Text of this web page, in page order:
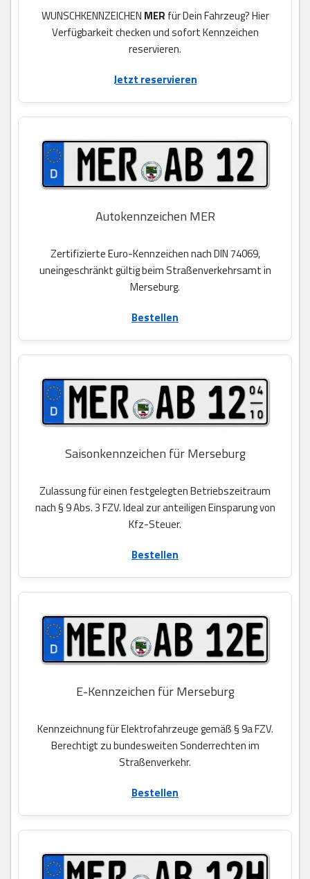
WUNSCHKENNZEICHEN MER für Dein Fahrzeug? Hier
Verfügbarkeit checken und sofort Kennzeichen
reservieren.
Jetzt reservieren
Autokennzeichen MER
Zertifizierte Euro-Kennzeichen nach DIN 74069,
uneingeschränkt gültig beim Straßenverkehrsamt in
Merseburg.
Bestellen
Saisonkennzeichen für Merseburg
Zulassung für einen festgelegten Betriebszeitraum
nach § 9 Abs. 3 FZV. Ideal zur anteiligen Einsparung von
Kfz-Steuer.
Bestellen
E-Kennzeichen für Merseburg
Kennzeichnung für Elektrofahrzeuge gemäß § 9a FZV.
Berechtigt zu bundesweiten Sonderrechten im
Straßenverkehr.
Bestellen